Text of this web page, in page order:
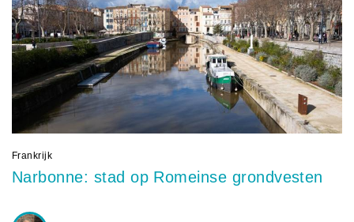
Frankrijk
Narbonne: stad op Romeinse grondvesten